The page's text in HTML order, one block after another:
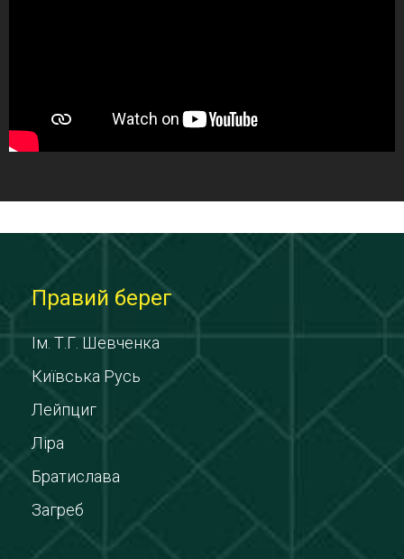
Правий берег
Ім. Т.Г. Шевченка
Київська Русь
Лейпциг
Ліра
Братислава
Загреб